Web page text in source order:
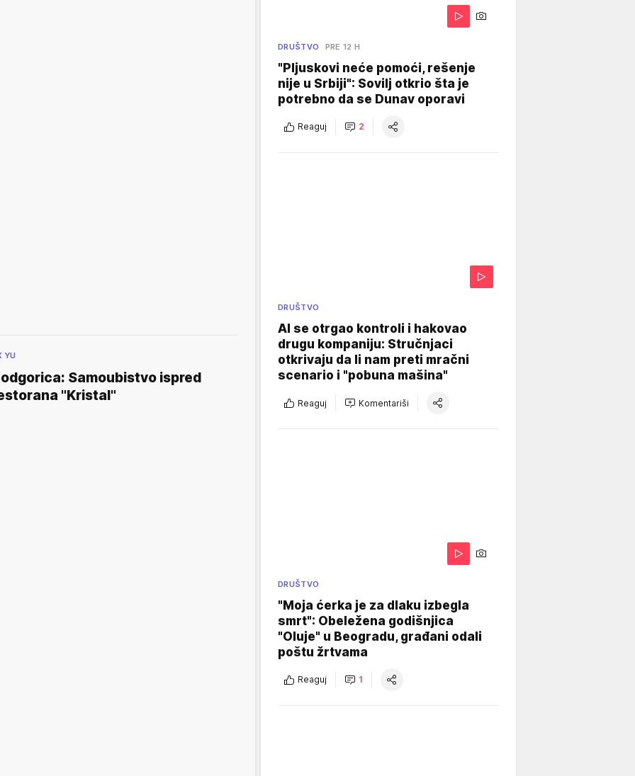
YU
Samoubistvo ispred
"Kristal"
DRUŠTVO PRE 12 H
"Pljuskovi neće pomoći, rešenje
nije u Srbiji": Sovilj otkrio šta je
potrebno da se Dunav oporavi
Reaguj 2
DRUŠTVO
AI se otrgao kontroli i hakovao
drugu kompaniju: Stručnjaci
otkrivaju da li nam preti mračni
scenario i "pobuna mašina"
Reaguj Komentariši
DRUŠTVO
"Moja ćerka je za dlaku izbegla
smrt": Obeležena godišnjica
"Oluje" u Beogradu, građani odali
poštu žrtvama
Reaguj 1